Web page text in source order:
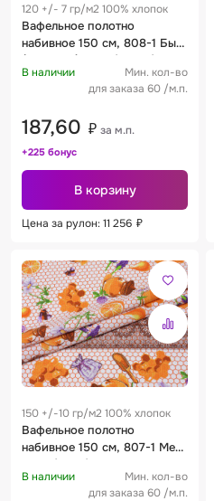
120 +/- 7 гр/м2 100% хлопок
Вафельное полотно
набивное 150 см, 808-1 Бык
(4 купона) 120 +/- 10 г/м2
В наличии
Мин. кол-во
для заказа 60 /м.п.
187,60 ₽ за м.п.
+225 бонус
В корзину
Цена за рулон: 11 256 ₽
150 +/-10 гр/м2 100% хлопок
Вафельное полотно
набивное 150 см, 807-1 Мед
150 +/- 9 г/м2
В наличии
Мин. кол-во
для заказа 60 /м.п.